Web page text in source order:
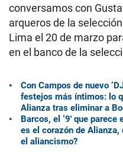
conversamos con
arqueros de la
Lima el 20 de marzo
en el banco de la
Con Campos de nuevo
festejos más íntimos: lo
Alianza tras eliminar a
Barcos, el ‘9′ que
es el corazón de
el aliancismo?